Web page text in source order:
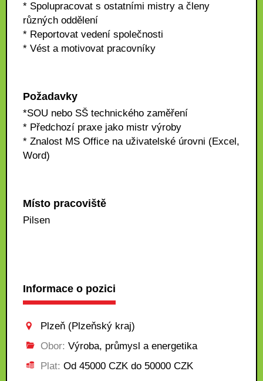
* Spolupracovat s ostatními mistry a členy
různých oddělení
* Reportovat vedení společnosti
* Vést a motivovat pracovníky
Požadavky
*SOU nebo SŠ technického zaměření
* Předchozí praxe jako mistr výroby
* Znalost MS Office na uživatelské úrovni (Excel,
Word)
Místo pracoviště
Pilsen
Informace o pozici
Plzeň (Plzeňský kraj)
Obor: Výroba, průmysl a energetika
Plat: Od 45000 CZK do 50000 CZK